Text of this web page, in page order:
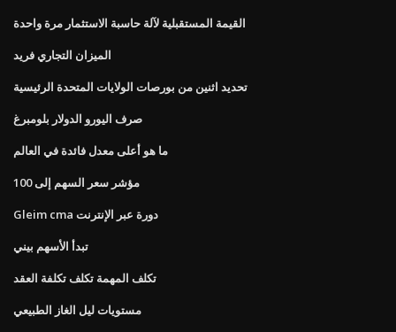
القيمة المستقبلية لآلة حاسبة الاستثمار مرة واحدة
الميزان التجاري فريد
تحديد اثنين من بورصات الولايات المتحدة الرئيسية
صرف اليورو الدولار بلومبرغ
ما هو أعلى معدل فائدة في العالم
مؤشر سعر السهم إلى 100
Gleim cma دورة عبر الإنترنت
تبدأ الأسهم بيني
تكلف المهمة تكلف تكلفة العقد
مستويات ليل الغاز الطبيعي